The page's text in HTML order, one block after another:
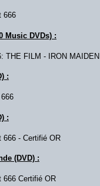
666
Music DVDs) :
THE FILM - IRON MAIDEN
:
:
666 - Certifié OR
(DVD) :
666 Certifié OR